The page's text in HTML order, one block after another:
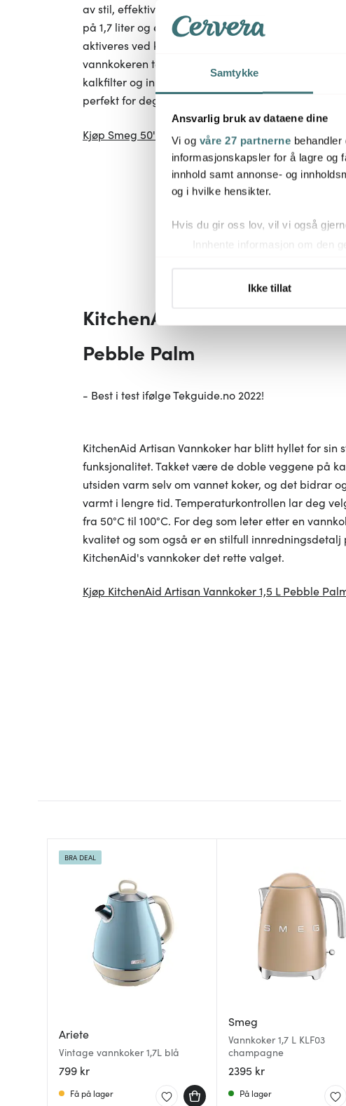
Samtykke
Ansvarlig bruk av dataene dine
Vi og våre 27 partnerne
informasjonskapsler for å lagre og
innhold samt annonse- og
og i hvilke hensikter.
Hvis du gir oss lov, vil vi også
Innhente informasjon om den
Du kan hele tiden endre eller
Vi bruker informasjonskapsler for
analysere trafikken vår. Vi deler
sosiale medier, annonsering og
dem, eller som de har samlet inn
Ikke tillat
av stil, effektivitet og smarte funksjoner.
på 1,7 liter og er utstyrt med en praktisk automatisk
aktiveres ved kokepunktet eller hvis kannen er tom.
vannkokeren temperaturkontroll med 7
kalkfilter og innebygd ledningsrulle. Smeg 50's Style
perfekt for deg som verdsetter både stil og funksjon
Kjøp Smeg 50's Style Vannkoker 7 temperaturer 1,7 L
KitchenAid Artisan Vannkoker
Pebble Palm
- Best i test ifølge Tekguide.no 2022!
KitchenAid Artisan Vannkoker har blitt hyllet for sin
funksjonalitet. Takket være de doble veggene på
utsiden varm selv om vannet koker, og det bidrar
varmt i lengre tid. Temperaturkontrollen lar deg
fra 50°C til 100°C. For deg som leter etter en
kvalitet og som også er en stilfull innredningsdetalj
KitchenAid's vannkoker det rette valget.
Kjøp KitchenAid Artisan Vannkoker 1,5 L Pebble
Ariete
Vintage vannkoker 1,7L blå
799 kr
BRA DEAL
Få på lager
Smeg
Vannkoker 1,7 L KLF03
champagne
2395 kr
På lager